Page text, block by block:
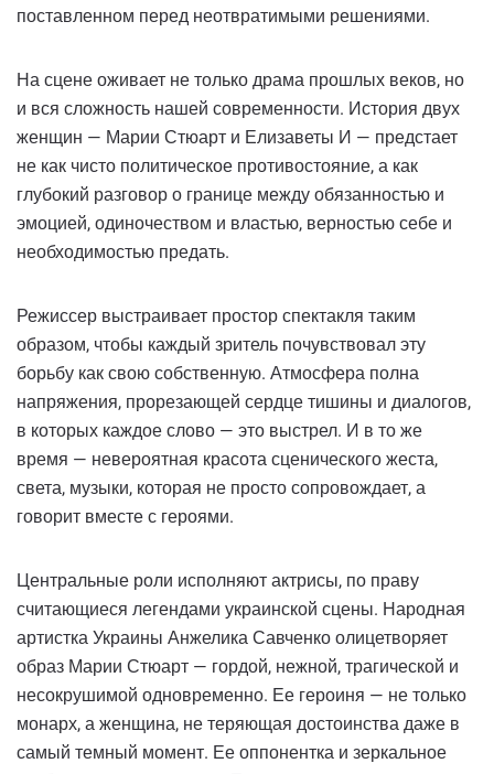
поставленном перед неотвратимыми решениями.
На сцене оживает не только драма прошлых веков, но
и вся сложность нашей современности. История двух
женщин — Марии Стюарт и Елизаветы И — предстает
не как чисто политическое противостояние, а как
глубокий разговор о границе между обязанностью и
эмоцией, одиночеством и властью, верностью себе и
необходимостью предать.
Режиссер выстраивает простор спектакля таким
образом, чтобы каждый зритель почувствовал эту
борьбу как свою собственную. Атмосфера полна
напряжения, прорезающей сердце тишины и диалогов,
в которых каждое слово — это выстрел. И в то же
время — невероятная красота сценического жеста,
света, музыки, которая не просто сопровождает, а
говорит вместе с героями.
Центральные роли исполняют актрисы, по праву
считающиеся легендами украинской сцены. Народная
артистка Украины Анжелика Савченко олицетворяет
образ Марии Стюарт — гордой, нежной, трагической и
несокрушимой одновременно. Ее героиня — не только
монарх, а женщина, не теряющая достоинства даже в
самый темный момент. Ее оппонентка и зеркальное